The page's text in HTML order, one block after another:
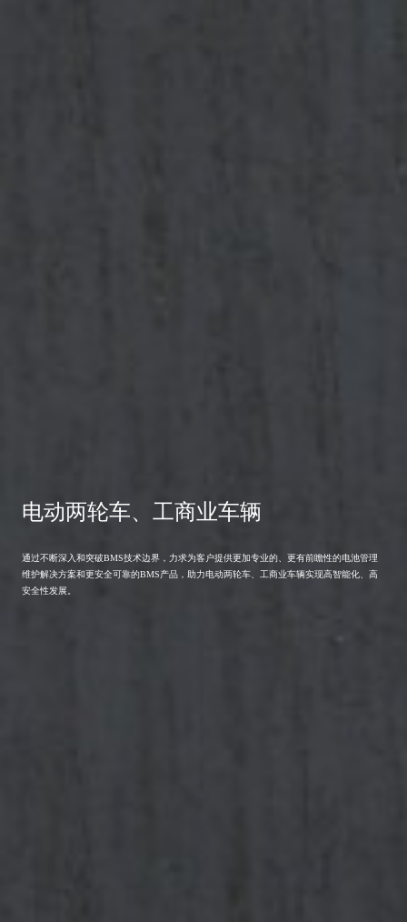
电动两轮车、工商业车辆
通过不断深入和突破BMS技术边界，力求为客户提供更加专业的、更有前瞻性的电池管理
维护解决方案和更安全可靠的BMS产品，助力电动两轮车、工商业车辆实现高智能化、高
安全性发展。